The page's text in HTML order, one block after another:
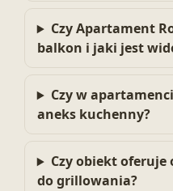
Czy Apartament
balkon i jaki jest
Czy w
aneks kuchenny?
Czy obiekt oferuje
do grillowania?